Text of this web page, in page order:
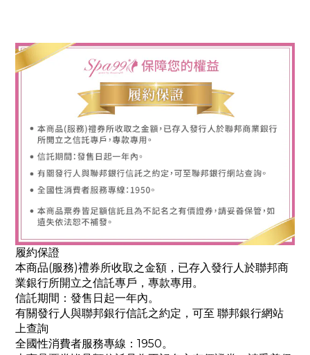
履約保證
本商品(服務)禮券所收取之金額，已存入發行人於聯邦商
業銀行所開立之信託專戶，專款專用。
信託期間：發售日起一年內。
有關發行人與聯邦銀行信託之約定，可至 聯邦銀行網站
上查詢
全國性消費者服務專線：1950。